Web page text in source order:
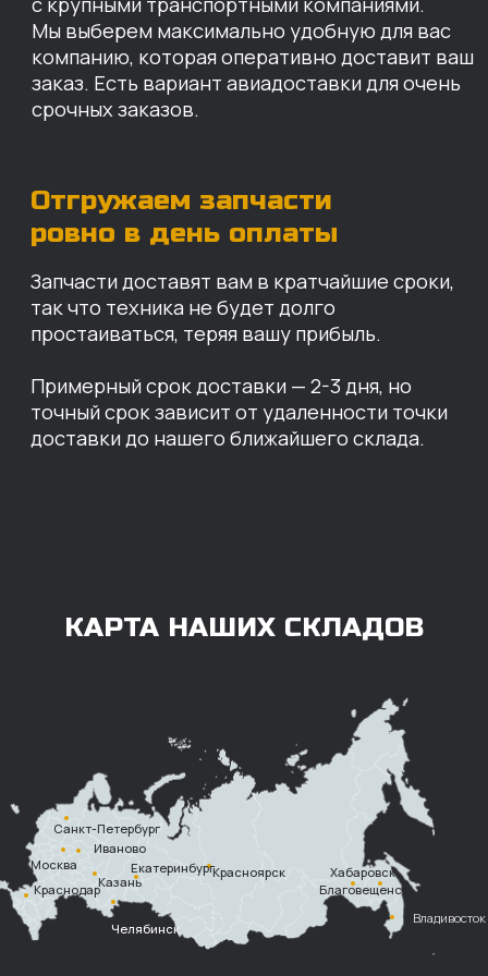
Владивосток
Хабаровск
Москва
Казань
ЕкатеринбургКрасноярск
Челябинск
КАРТА НАШИХ СКЛАДОВ
Безналичный
расчет с НДС
Перевод
на расчетный счет
ОПЛАТА
Нашими клиентами могут быть все — как
юридические, так и физические лица.